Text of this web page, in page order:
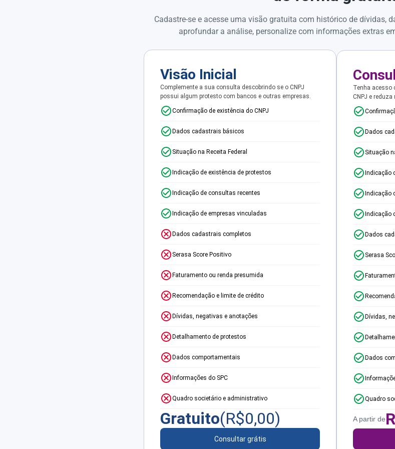
Cadastre-se e acesse uma visão gratuita com histórico de dívidas,
aprofundar a análise, personalize com informações extras
Visão Inicial
Complemente a sua consulta descobrindo se o CNPJ
possui algum protesto com bancos e outras empresas.
Confirmação de existência do CNPJ
Dados cadastrais básicos
Situação na Receita Federal
Indicação de existência de protestos
Indicação de consultas recentes
Indicação de empresas vinculadas
Dados cadastrais completos
Serasa Score Positivo
Faturamento ou renda presumida
Recomendação e limite de crédito
Dívidas, negativas e anotações
Detalhamento de protestos
Dados comportamentais
Informações do SPC
Quadro societário e administrativo
Gratuito(R$0,00)
Consultar grátis
Tenha acesso
CNPJ e
Dados
Situação
Indicação
Indicação
Indicação
Dados
Serasa
Dívidas,
Dados
Quadro
A partir de